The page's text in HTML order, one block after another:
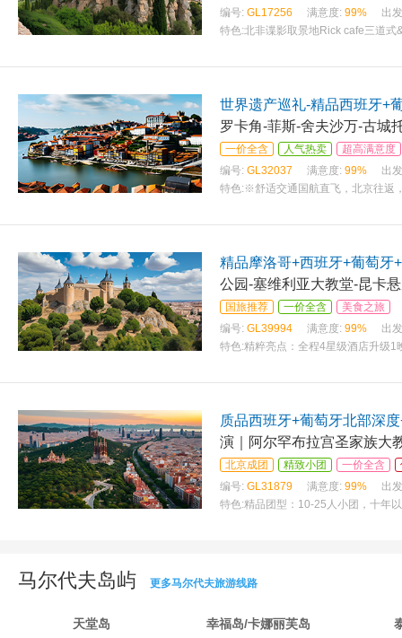
编号: GL17256 满意度: 99%
出
特色:北非谍影取景地Rick cafe三道式
世界遗产巡礼-精品西班牙+
罗卡角-菲斯-舍夫沙万-古城
一价全含 人气热卖
超高满意度
编号: GL32037 满意度: 99%
出
特色: ※舒适交通国航直飞，北京往返
精品摩洛哥+西班牙+葡萄牙
公园-塞维利亚大教堂-昆卡
国旅推荐 一价全含
美食之旅
编号: GL39994 满意度: 99%
出
特色:精粹亮点：全程4星级酒店升级1
质品西班牙+葡萄牙北部深
演｜阿尔罕布拉宫圣家族大
北京成团 精致小团 一价全含
编号: GL31879 满意度: 99%
出
特色:精品团型：10-25人小团，十年
马尔代夫岛屿 更多马尔代夫旅游线路
天堂岛 幸福岛/卡娜丽芙岛